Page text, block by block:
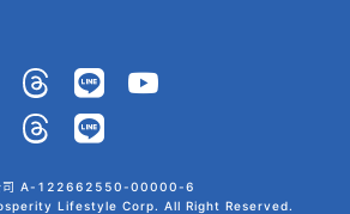
公司 A-122662550-00000-6
Lifestyle Corp. All Right Reserved.